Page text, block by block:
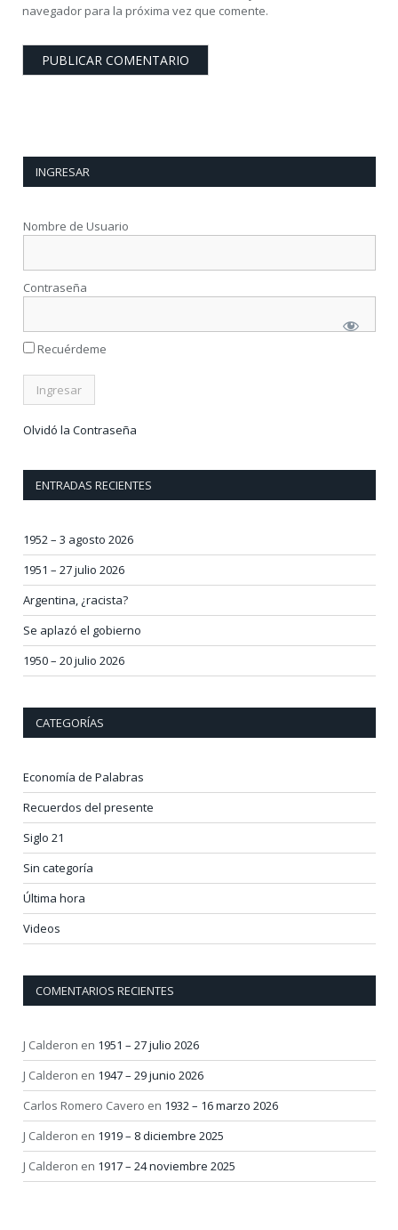
navegador para la próxima vez que comente.
INGRESAR
Nombre de Usuario
Contraseña
Recuérdeme
Olvidó la Contraseña
ENTRADAS RECIENTES
1952 – 3 agosto 2026
1951 – 27 julio 2026
Argentina, ¿racista?
Se aplazó el gobierno
1950 – 20 julio 2026
CATEGORÍAS
Economía de Palabras
Recuerdos del presente
Siglo 21
Sin categoría
Última hora
Videos
COMENTARIOS RECIENTES
J Calderon en 1951 – 27 julio 2026
J Calderon en 1947 – 29 junio 2026
Carlos Romero Cavero en 1932 – 16 marzo 2026
J Calderon en 1919 – 8 diciembre 2025
J Calderon en 1917 – 24 noviembre 2025